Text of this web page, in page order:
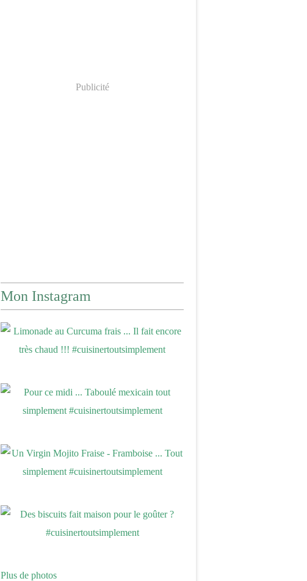
Publicité
Mon Instagram
Plus de photos